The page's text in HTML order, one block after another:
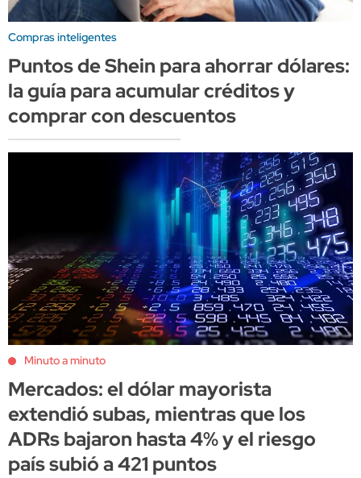
Compras inteligentes
Puntos de Shein para ahorrar dólares:
la guía para acumular créditos y
comprar con descuentos
Minuto a minuto
Mercados: el dólar mayorista
extendió subas, mientras que los
ADRs bajaron hasta 4% y el riesgo
país subió a 421 puntos